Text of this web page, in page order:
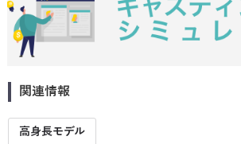
関連情報
高身長モデル